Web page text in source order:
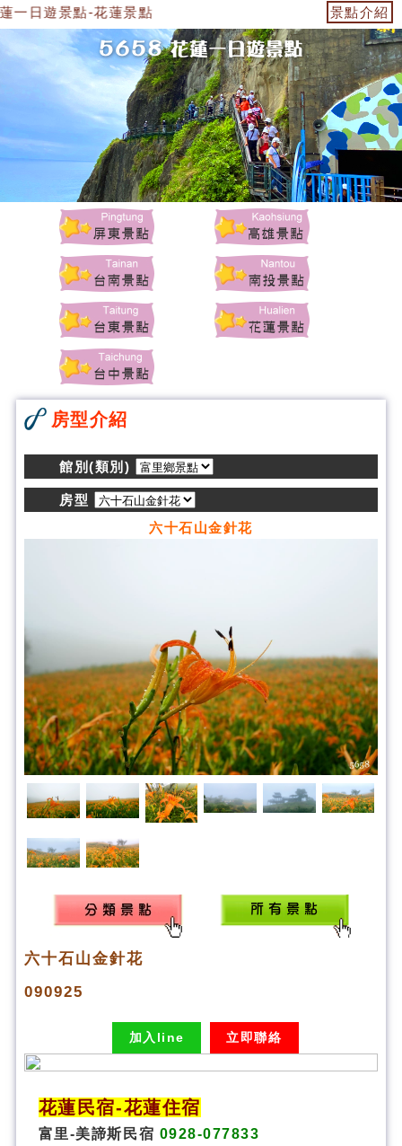
日遊景點-花蓮景點 景點介紹
房型介紹
館別(類別)
房型
六十石山金針花
六十石山金針花
090925
加入line 立即聯絡
花蓮民宿-花蓮住宿
富里-美諦斯民宿 0928-077833